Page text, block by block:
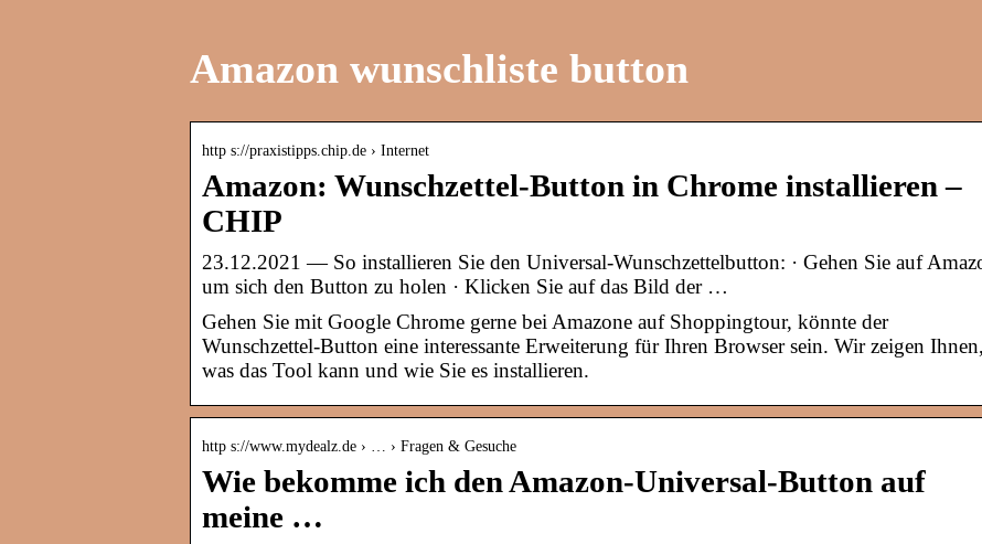
Amazon wunschliste button
http s://praxistipps.chip.de › Internet
Amazon: Wunschzettel-Button in Chrome installieren –
CHIP
23.12.2021 — So installieren Sie den Universal-Wunschzettelbutton: · Gehen Sie auf
um sich den Button zu holen · Klicken Sie auf das Bild der …
Gehen Sie mit Google Chrome gerne bei Amazone auf Shoppingtour, könnte der
Wunschzettel-Button eine interessante Erweiterung für Ihren Browser sein. Wir zeigen Ihnen,
was das Tool kann und wie Sie es installieren.
http s://www.mydealz.de › … › Fragen & Gesuche
Wie bekomme ich den Amazon-Universal-Button auf
meine …